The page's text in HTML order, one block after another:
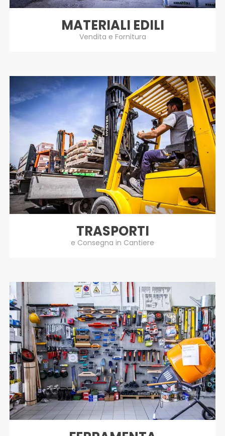
MATERIALI EDILI
Vendita e Fornitura
TRASPORTI
e Consegna in Cantiere